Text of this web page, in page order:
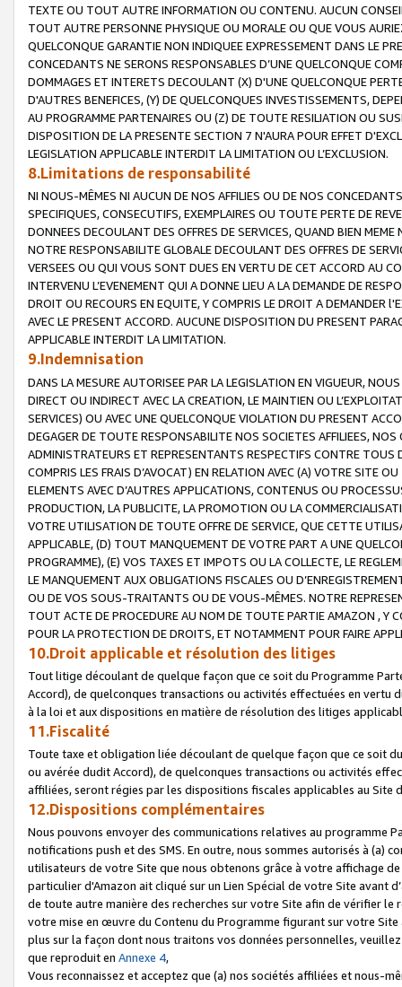
TEXTE OU TOUT AUTRE INFORMATION OU CONTENU. AUCUN
TOUT AUTRE PERSONNE PHYSIQUE OU MORALE OU QUE VOUS
QUELCONQUE GARANTIE NON INDIQUEE EXPRESSEMENT DANS LE
CONCEDANTS NE SERONS RESPONSABLES D’UNE QUELCONQUE
DOMMAGES ET INTERETS DECOULANT (X) D'UNE QUELCONQUE
D'AUTRES BENEFICES, (Y) DE QUELCONQUES INVESTISSEMENTS,
AU PROGRAMME PARTENAIRES OU (Z) DE TOUTE RESILIATION OU
DISPOSITION DE LA PRESENTE SECTION 7 N'AURA POUR EFFET
LEGISLATION APPLICABLE INTERDIT LA LIMITATION OU L’EXCLUSION.
8.Limitations de responsabilité
NI NOUS-MÊMES NI AUCUN DE NOS AFFILIES OU DE NOS
SPECIFIQUES, CONSECUTIFS, EXEMPLAIRES OU TOUTE PERTE DE
DONNEES DECOULANT DES OFFRES DE SERVICES, QUAND BIEN
NOTRE RESPONSABILITE GLOBALE DECOULANT DES OFFRES DE
VERSEES OU QUI VOUS SONT DUES EN VERTU DE CET ACCORD AU
INTERVENU L’EVENEMENT QUI A DONNE LIEU A LA DEMANDE DE
DROIT OU RECOURS EN EQUITE, Y COMPRIS LE DROIT A DEMANDER
AVEC LE PRESENT ACCORD. AUCUNE DISPOSITION DU PRESENT
APPLICABLE INTERDIT LA LIMITATION.
9.Indemnisation
DANS LA MESURE AUTORISEE PAR LA LEGISLATION EN VIGUEUR,
DIRECT OU INDIRECT AVEC LA CREATION, LE MAINTIEN OU
SERVICES) OU AVEC UNE QUELCONQUE VIOLATION DU PRESENT
DEGAGER DE TOUTE RESPONSABILITE NOS SOCIETES AFFILIEES,
ADMINISTRATEURS ET REPRESENTANTS RESPECTIFS CONTRE
COMPRIS LES FRAIS D’AVOCAT) EN RELATION AVEC (A) VOTRE SITE
ELEMENTS AVEC D’AUTRES APPLICATIONS, CONTENUS OU
PRODUCTION, LA PUBLICITE, LA PROMOTION OU LA
VOTRE UTILISATION DE TOUTE OFFRE DE SERVICE, QUE CETTE
APPLICABLE, (D) TOUT MANQUEMENT DE VOTRE PART A UNE
PROGRAMME), (E) VOS TAXES ET IMPOTS OU LA COLLECTE, LE
LE MANQUEMENT AUX OBLIGATIONS FISCALES OU
OU DE VOS SOUS-TRAITANTS OU DE VOUS-MÊMES. NOTRE
TOUT ACTE DE PROCEDURE AU NOM DE TOUTE PARTIE AMAZON , Y
POUR LA PROTECTION DE DROITS, ET NOTAMMENT POUR FAIRE
10.Droit applicable et résolution des litiges
Tout litige découlant de quelque façon que ce soit du Programme
Accord), de quelconques transactions ou activités effectuées en vertu
à la loi et aux dispositions en matière de résolution des litiges
11.Fiscalité
Toute taxe et obligation liée découlant de quelque façon que ce soit
ou avérée dudit Accord), de quelconques transactions ou activités
affiliées, seront régies par les dispositions fiscales applicables au Site
12.Dispositions complémentaires
Nous pouvons envoyer des communications relatives au programme
notifications push et des SMS. En outre, nous sommes autorisés à
utilisateurs de votre Site que nous obtenons grâce à votre affichage
particulier d'Amazon ait cliqué sur un Lien Spécial de votre Site avant
de toute autre manière des recherches sur votre Site afin de vérifier
votre mise en œuvre du Contenu du Programme figurant sur votre
plus sur la façon dont nous traitons vos données personnelles,
que reproduit en Annexe 4,
Vous reconnaissez et acceptez que (a) nos sociétés affiliées et nous-